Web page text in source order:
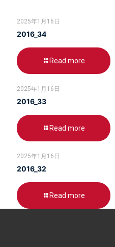
2025年1月16日
2016_34
Read more
2025年1月16日
2016_33
Read more
2025年1月16日
2016_32
Read more